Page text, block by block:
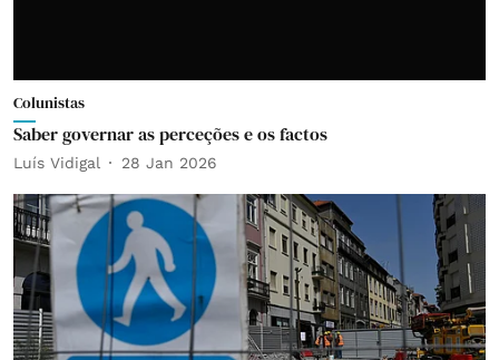
Colunistas
Saber governar as perceções e os factos
Luís Vidigal 28 Jan 2026